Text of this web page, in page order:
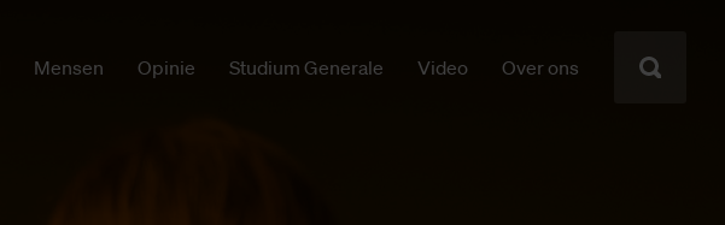
Mensen Opinie Studium Generale Video Over ons